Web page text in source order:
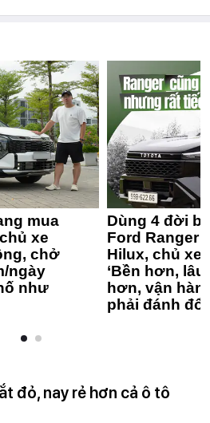
mua
xe
chở
ngày
như
Dùng 4 đời
Ford Ranger
Hilux, chủ xe
‘Bền hơn,
hơn, vận
phải đánh
đỏ, nay rẻ hơn cả ô tô